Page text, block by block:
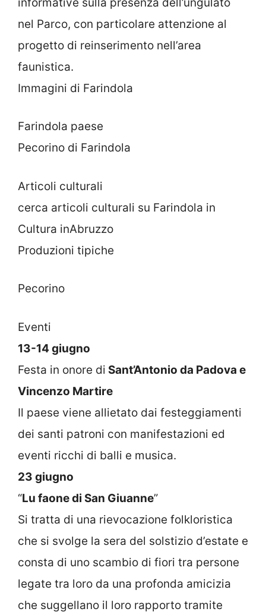
nel Parco, con particolare attenzione al
progetto di reinserimento nell’area
faunistica.
Immagini di Farindola
Farindola paese
Pecorino di Farindola
Articoli culturali
cerca articoli culturali su Farindola in
Cultura inAbruzzo
Produzioni tipiche
Pecorino
Eventi
13-14 giugno
Festa in onore di Sant’Antonio da Padova e
Vincenzo Martire
Il paese viene allietato dai festeggiamenti
dei santi patroni con manifestazioni ed
eventi ricchi di balli e musica.
23 giugno
“Lu faone di San Giuanne”
Si tratta di una rievocazione folkloristica
che si svolge la sera del solstizio d’estate e
consta di uno scambio di fiori tra persone
legate tra loro da una profonda amicizia
che suggellano il loro rapporto tramite